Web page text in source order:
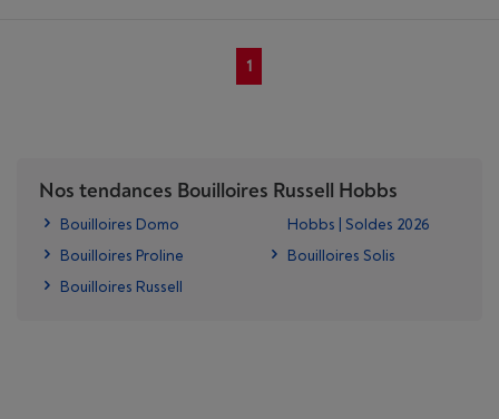
1
Nos tendances Bouilloires Russell Hobbs
Bouilloires Domo
Bouilloires Proline
Bouilloires Russell
Hobbs | Soldes 2026
Bouilloires Solis